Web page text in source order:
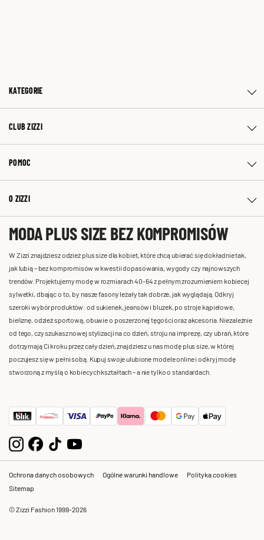
KATEGORIE
CLUB ZIZZI
POMOC
O ZIZZI
MODA PLUS SIZE BEZ KOMPROMISÓW
W Zizzi znajdziesz odzież plus size dla kobiet, które chcą ubierać się dokładnie tak,
jak lubią – bez kompromisów w kwestii dopasowania, wygody czy najnowszych
trendów. Projektujemy modę w rozmiarach 40-64 z pełnym zrozumieniem kobiecej
sylwetki, dbając o to, by nasze fasony leżały tak dobrze, jak wyglądają. Odkryj
szeroki wybór produktów: od sukienek, jeansów i bluzek, po stroje kąpielowe,
bieliznę, odzież sportową, obuwie o poszerzonej tęgości oraz akcesoria. Niezależnie
od tego, czy szukasz nowej stylizacji na co dzień, stroju na imprezę, czy ubrań, które
dotrzymają Ci kroku przez cały dzień, znajdziesz u nas modę plus size, w której
poczujesz się w pełni sobą. Kupuj swoje ulubione modele online i odkryj modę
stworzoną z myślą o kobiecych kształtach – a nie tylko o standardach.
Ochrona danych osobowych Ogólne warunki handlowe
Polityka cookies
Sitemap
© Zizzi Fashion 1999-2026